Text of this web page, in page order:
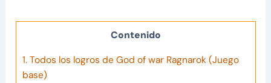
Contenido
1.Todos los logros de God of war Ragnarok (Juego
base)